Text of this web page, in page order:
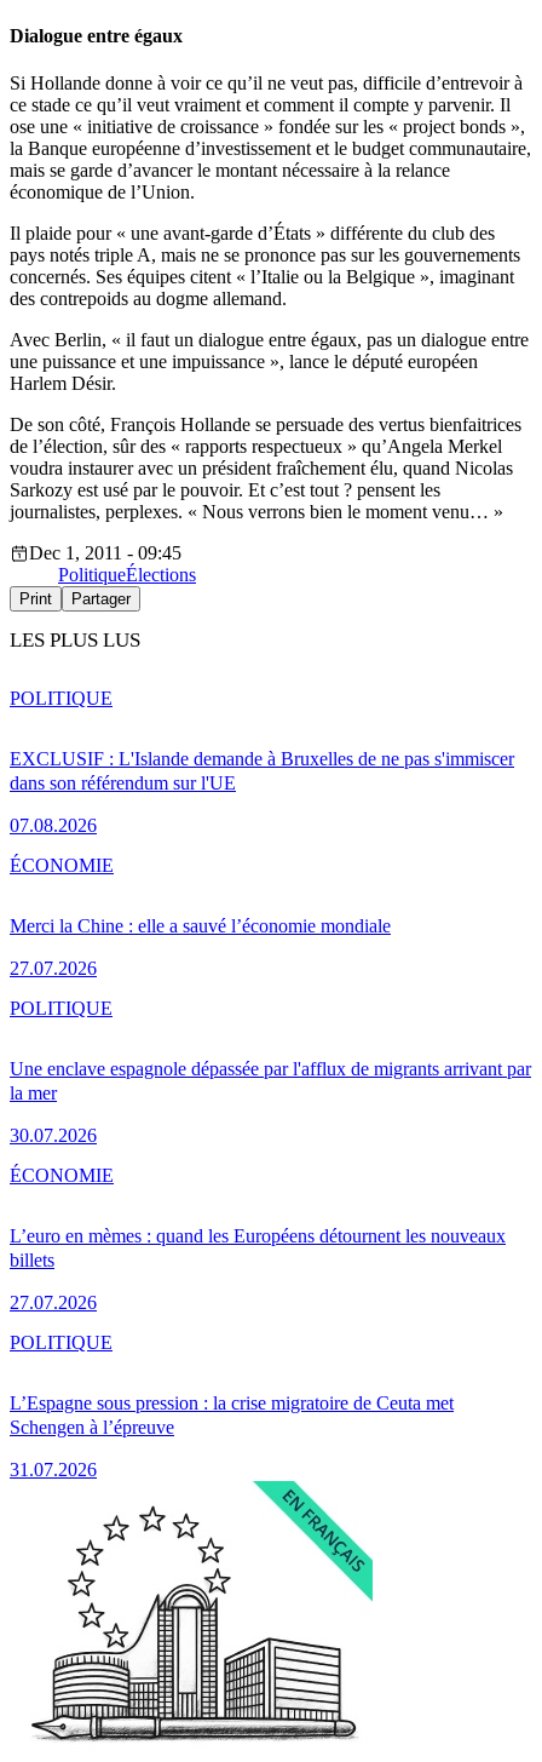
Dialogue entre égaux
Si Hollande donne à voir ce qu’il ne veut pas, difficile d’entrevoir à
ce stade ce qu’il veut vraiment et comment il compte y parvenir. Il
ose une « initiative de croissance » fondée sur les « project bonds »,
la Banque européenne d’investissement et le budget communautaire,
mais se garde d’avancer le montant nécessaire à la relance
économique de l’Union.
Il plaide pour « une avant-garde d’États » différente du club des
pays notés triple A, mais ne se prononce pas sur les gouvernements
concernés. Ses équipes citent « l’Italie ou la Belgique », imaginant
des contrepoids au dogme allemand.
Avec Berlin, « il faut un dialogue entre égaux, pas un dialogue entre
une puissance et une impuissance », lance le député européen
Harlem Désir.
De son côté, François Hollande se persuade des vertus bienfaitrices
de l’élection, sûr des « rapports respectueux » qu’Angela Merkel
voudra instaurer avec un président fraîchement élu, quand Nicolas
Sarkozy est usé par le pouvoir. Et c’est tout ? pensent les
journalistes, perplexes. « Nous verrons bien le moment venu… »
Dec 1, 2011 - 09:45
PolitiqueÉlections
Print Partager
LES PLUS LUS
EXCLUSIF : L'Islande demande à Bruxelles de ne pas s'immiscer
dans son référendum sur l'UE
07.08.2026
POLITIQUE
Merci la Chine : elle a sauvé l’économie mondiale
27.07.2026
ÉCONOMIE
Une enclave espagnole dépassée par l'afflux de migrants arrivant par
la mer
30.07.2026
POLITIQUE
L’euro en mèmes : quand les Européens détournent les nouveaux
billets
27.07.2026
ÉCONOMIE
L’Espagne sous pression : la crise migratoire de Ceuta met
Schengen à l’épreuve
31.07.2026
POLITIQUE